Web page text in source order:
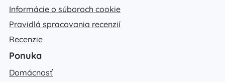
Informácie o súboroch cookie
Pravidlá spracovania recenzií
Recenzie
Ponuka
Domácnosť